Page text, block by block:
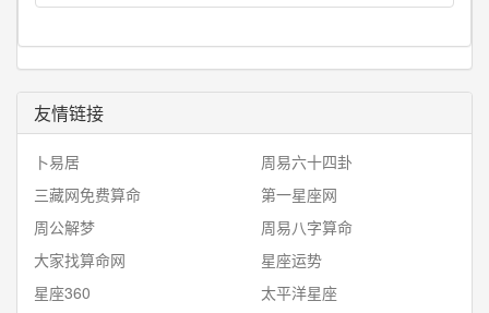
友情链接
卜易居
周易六十四卦
三藏网免费算命
第一星座网
周公解梦
周易八字算命
大家找算命网
星座运势
星座360
太平洋星座